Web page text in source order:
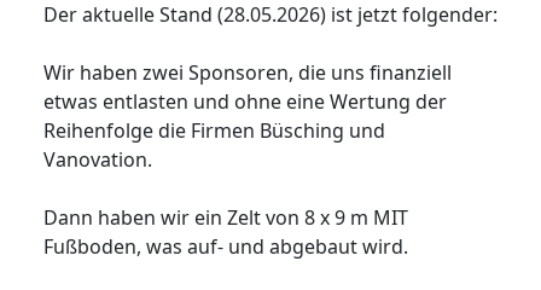
Der aktuelle Stand (28.05.2026) ist jetzt folgender:
Wir haben zwei Sponsoren, die uns finanziell
etwas entlasten und ohne eine Wertung der
Reihenfolge die Firmen Büsching und
Vanovation.
Dann haben wir ein Zelt von 8 x 9 m MIT
Fußboden, was auf- und abgebaut wird.